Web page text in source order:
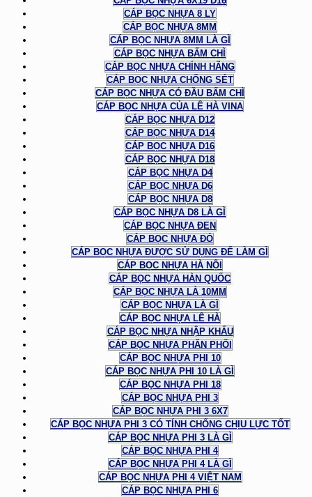
CÁP BỌC NHỰA 8 LY
CÁP BỌC NHỰA 8MM
CÁP BỌC NHỰA 8MM LÀ GÌ
CÁP BỌC NHỰA BẤM CHÌ
CÁP BỌC NHỰA CHÍNH HÃNG
CÁP BỌC NHỰA CHỐNG SÉT
CÁP BỌC NHỰA CÓ ĐẦU BẤM CHÌ
CÁP BỌC NHỰA CỦA LÊ HÀ VINA
CÁP BỌC NHỰA D12
CÁP BỌC NHỰA D14
CÁP BỌC NHỰA D16
CÁP BỌC NHỰA D18
CÁP BỌC NHỰA D4
CÁP BỌC NHỰA D6
CÁP BỌC NHỰA D8
CÁP BỌC NHỰA D8 LÀ GÌ
CÁP BỌC NHỰA ĐEN
CÁP BỌC NHỰA ĐỎ
CÁP BỌC NHỰA ĐƯỢC SỬ DỤNG ĐỂ LÀM GÌ
CÁP BỌC NHỰA HÀ NỘI
CÁP BỌC NHỰA HÀN QUỐC
CÁP BỌC NHỰA LÀ 10MM
CÁP BỌC NHỰA LÀ GÌ
CÁP BỌC NHỰA LÊ HÀ
CÁP BỌC NHỰA NHẬP KHẨU
CÁP BỌC NHỰA PHÂN PHỐI
CÁP BỌC NHỰA PHI 10
CÁP BỌC NHỰA PHI 10 LÀ GÌ
CÁP BỌC NHỰA PHI 18
CÁP BỌC NHỰA PHI 3
CÁP BỌC NHỰA PHI 3 6X7
CÁP BỌC NHỰA PHI 3 CÓ TÍNH CHỐNG CHỊU LỰC TỐT
CÁP BỌC NHỰA PHI 3 LÀ GÌ
CÁP BỌC NHỰA PHI 4
CÁP BỌC NHỰA PHI 4 LÀ GÌ
CÁP BỌC NHỰA PHI 4 VIỆT NAM
CÁP BỌC NHỰA PHI 6